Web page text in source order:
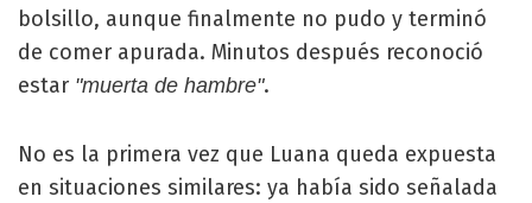
bolsillo, aunque finalmente no pudo y terminó
de comer apurada. Minutos después reconoció
estar "muerta de hambre".
No es la primera vez que Luana queda expuesta
en situaciones similares: ya había sido señalada